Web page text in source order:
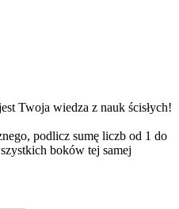
Twoja wiedza z nauk ścisłych!
podlicz sumę liczb od 1 do
boków tej samej